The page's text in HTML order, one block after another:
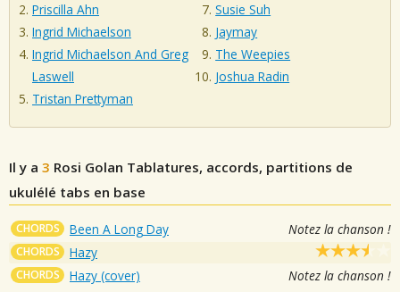
Priscilla Ahn
Ingrid Michaelson
Ingrid Michaelson And Greg
Laswell
Tristan Prettyman
Susie Suh
Jaymay
The Weepies
Joshua Radin
Il y a 3 Rosi Golan Tablatures, accords, partitions de
ukulélé tabs en base
CHORDS Been A Long Day Notez la chanson !
CHORDS Hazy
CHORDS Hazy (cover) Notez la chanson !